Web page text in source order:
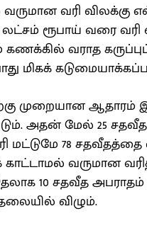
வரி விலக்கு
ரூபாய் வரை வரி
கணக்கில் வராத
மிகக்
முறையான
அதன் மேல் 25
78 சதவீதத்தை
வருமான
10 சதவீத
விழும்.